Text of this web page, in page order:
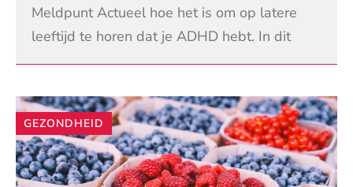
Meldpunt Actueel hoe het is om op latere
leeftijd te horen dat je ADHD hebt. In dit
deel staat de leeftijdsgroep 40–59 jaar
LEES VERDER
GEZONDHEID